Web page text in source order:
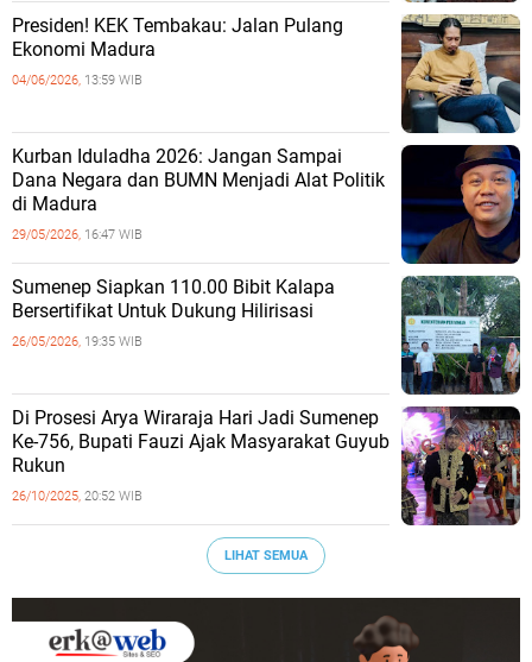
Presiden! KEK Tembakau: Jalan Pulang
Ekonomi Madura
04/06/2026, 13:59 WIB
Kurban Iduladha 2026: Jangan Sampai
Dana Negara dan BUMN Menjadi Alat Politik
di Madura
29/05/2026, 16:47 WIB
Sumenep Siapkan 110.00 Bibit Kalapa
Bersertifikat Untuk Dukung Hilirisasi
26/05/2026, 19:35 WIB
Di Prosesi Arya Wiraraja Hari Jadi Sumenep
Ke-756, Bupati Fauzi Ajak Masyarakat Guyub
Rukun
26/10/2025, 20:52 WIB
LIHAT SEMUA